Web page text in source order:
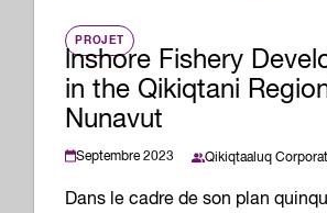
PROJET
lnshore Fishery
in the Qikiqtani
Nunavut
Septembre 2023 Qikiqtaaluq
Dans le cadre de son plan